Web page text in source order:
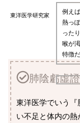
東洋医学研究家
例え
熱っ
った
喉が
特徴だ
肺陰虧虛
東洋医学でいう『
い不足と体内の